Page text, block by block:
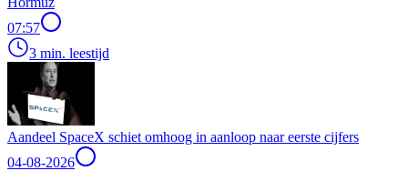
07:57
3 min. leestijd
Aandeel SpaceX schiet omhoog in aanloop naar eerste cijfers
04-08-2026